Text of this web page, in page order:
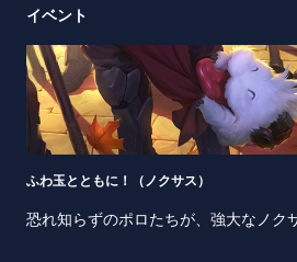
イベント
ふわ玉とともに！（ノクサス）
恐れ知らずのポロたちが、強大なノク